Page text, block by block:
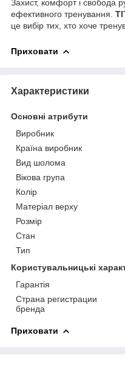
Захист, комфорт і свобода
ефективного тренування.
це вибір тих, хто хоче
Приховати
Характеристики
Основні атрибути
Виробник
Країна виробник
Вид шолома
Вікова група
Колір
Матеріал верху
Розмір
Стан
Тип
Користувальницькі
Гарантія
Страна регистрации
бренда
Приховати